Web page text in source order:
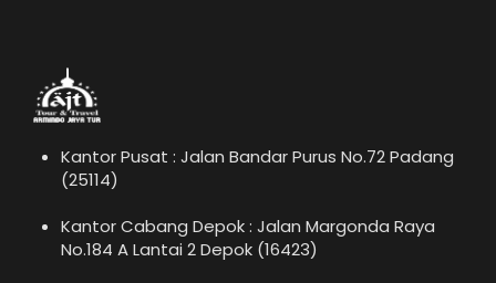
Kantor Pusat : Jalan Bandar Purus No.72 Padang
(25114)
Kantor Cabang Depok : Jalan Margonda Raya
No.184 A Lantai 2 Depok (16423)